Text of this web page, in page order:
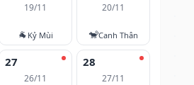
19/11
🐐 Kỷ Mùi
20/11
🐒Canh Thân
27
26/11
28
27/11